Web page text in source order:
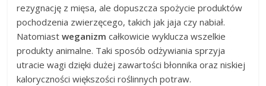
rezygnację z mięsa, ale dopuszcza spożycie produktów
pochodzenia zwierzęcego, takich jak jaja czy nabiał.
Natomiastweganizm całkowicie wyklucza wszelkie
produkty animalne. Taki sposób odżywiania sprzyja
utracie wagi dzięki dużej zawartości błonnika oraz niskiej
kaloryczności większości roślinnych potraw.